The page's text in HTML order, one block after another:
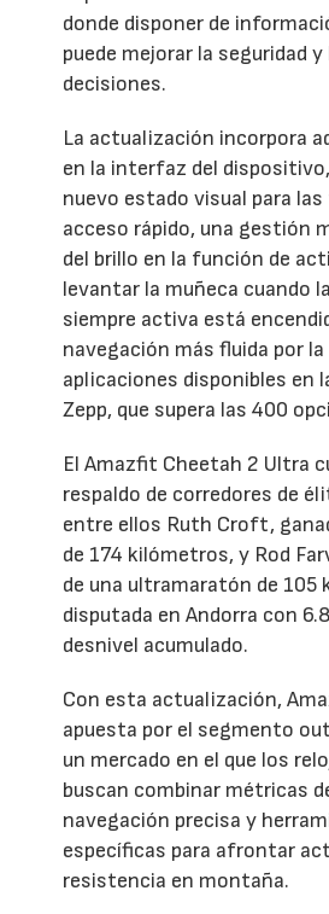
donde disponer de
puede mejorar la seguridad
decisiones.
La actualización incorpora
en la interfaz del
nuevo estado visual para
acceso rápido, una gestión
del brillo en la función de
levantar la muñeca cuando
siempre activa está
navegación más fluida por
aplicaciones disponibles en
Zepp, que supera las 400
El Amazfit Cheetah 2 Ultra
respaldo de corredores de
entre ellos Ruth Croft,
de 174 kilómetros, y Rod
de una ultramaratón de 105
disputada en Andorra con
desnivel acumulado.
Con esta actualización,
apuesta por el segmento
un mercado en el que los
buscan combinar métricas
navegación precisa y
específicas para afrontar
resistencia en montaña.